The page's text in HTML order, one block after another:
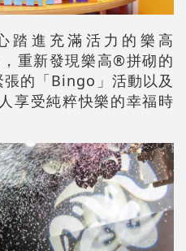
踏進充滿活力的樂高
重新發現樂高®拼砌的
的「Bingo」活動以及
享受純粹快樂的幸福時